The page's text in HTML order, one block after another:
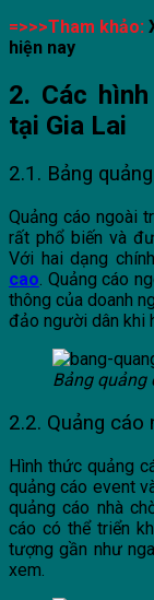
=>>>Tham khảo:
hiện nay
2. Các
tại Gia Lai
2.1. Bảng
Quảng cáo ngoài
rất phổ biến và
Với hai dạng
cao. Quảng cáo
thông của doanh
đảo người dân khi
Bảng quảng
2.2. Quảng cáo
Hình thức quảng
quảng cáo event
quảng cáo nhà
cáo có thể triển
tượng gần như
xem.